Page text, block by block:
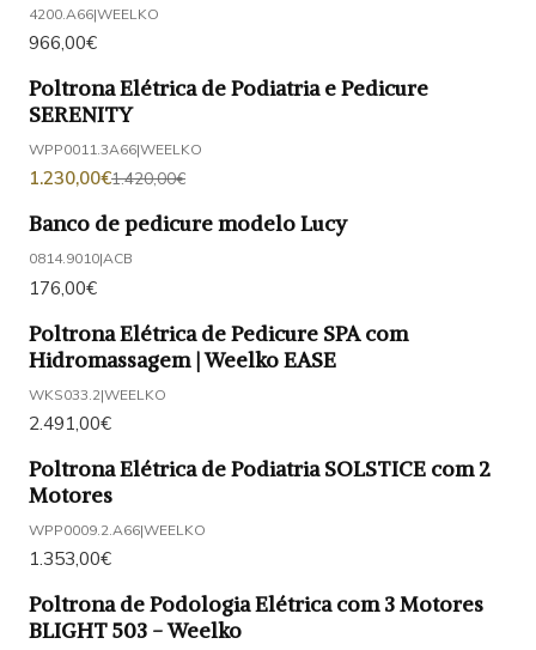
4200.A66|WEELKO
966,00€
-13%DESCONTO
Poltrona Elétrica de Podiatria e Pedicure
SERENITY
WPP0011.3A66|WEELKO
1.230,00€1.420,00€
Banco de pedicure modelo Lucy
0814.9010|ACB
176,00€
Poltrona Elétrica de Pedicure SPA com
Hidromassagem | Weelko EASE
WKS033.2|WEELKO
2.491,00€
Poltrona Elétrica de Podiatria SOLSTICE com 2
Motores
WPP0009.2.A66|WEELKO
1.353,00€
-24%DESCONTO
Poltrona de Podologia Elétrica com 3 Motores
BLIGHT 503 - Weelko